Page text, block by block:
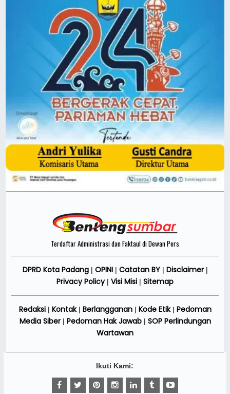
Terdaftar Administrasi dan Faktaul di Dewan Pers
DPRD Kota Padang| OPINI| Catatan BY| Disclaimer|
Privacy Policy| Visi Misi | Sitemap
Redaksi| Kontak| Berlangganan| Kode Etik| Pedoman
Media Siber| Pedoman Hak Jawab| SOP Perlindungan
Wartawan
Ikuti Kami: